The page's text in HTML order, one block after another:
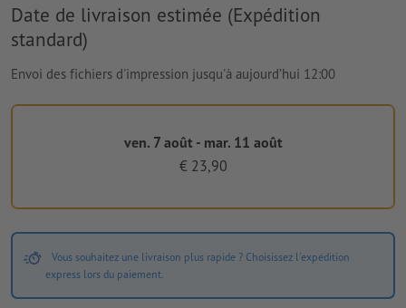
Date de livraison estimée (Expédition
standard)
Envoi des fichiers d'impression jusqu'à aujourd’hui 12:00
ven. 7 août - mar. 11 août
€ 23,90
Vous souhaitez une livraison plus rapide ? Choisissez l'expédition
express lors du paiement.